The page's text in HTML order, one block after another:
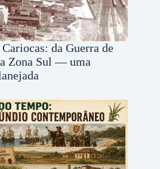
da Guerra de
Zona Sul — uma